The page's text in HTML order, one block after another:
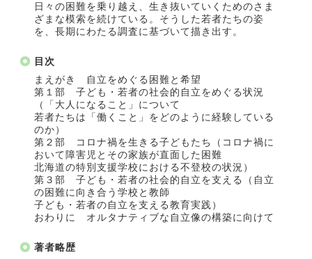
日々の困難を乗り越え、生き抜いていくためのさま
ざまな模索を続けている。そうした若者たちの姿
を、長期にわたる調査に基づいて描き出す。
目次
まえがき 自立をめぐる困難と希望
第１部 子ども・若者の社会的自立をめぐる状況
（「大人になること」について
若者たちは「働くこと」をどのように経験している
のか）
第２部 コロナ禍を生きる子どもたち（コロナ禍に
おいて障害児とその家族が直面した困難
北海道の特別支援学校における不登校の状況）
第３部 子ども・若者の社会的自立を支える（自立
の困難に向き合う学校と教師
子ども・若者の自立を支える教育実践）
おわりに オルタナティブな自立像の構築に向けて
著者略歴